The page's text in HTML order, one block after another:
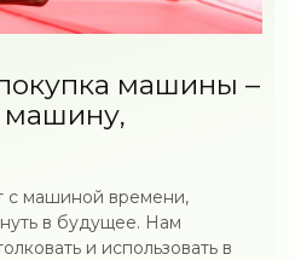
машины –
машину,
с машиной времени,
в будущее. Нам
и использовать в